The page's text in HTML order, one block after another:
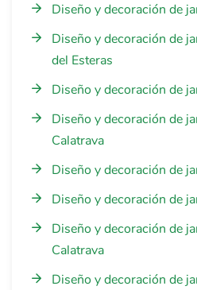
Diseño y decoración de
Diseño y decoración de
del Esteras
Diseño y decoración de
Diseño y decoración de
Calatrava
Diseño y decoración de
Diseño y decoración de
Diseño y decoración de
Calatrava
Diseño y decoración de